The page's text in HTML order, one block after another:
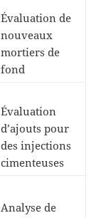
Évaluation de
nouveaux
mortiers de
fond
Évaluation
d’ajouts pour
des injections
cimenteuses
Analyse de